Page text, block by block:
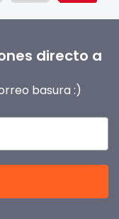
directo a
basura :)